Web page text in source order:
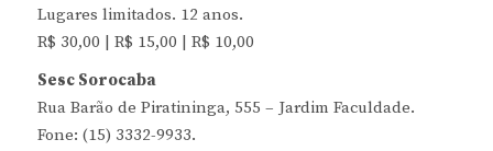
Lugares limitados. 12 anos.
R$ 30,00 | R$ 15,00 | R$ 10,00
Sesc Sorocaba
Rua Barão de Piratininga, 555 – Jardim Faculdade.
Fone: (15) 3332-9933.